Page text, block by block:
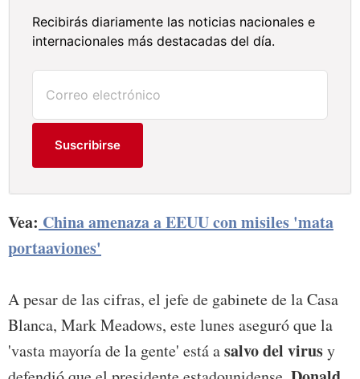
Recibirás diariamente las noticias nacionales e
internacionales más destacadas del día.
Suscribirse
Vea: China amenaza a EEUU con misiles 'mata
portaaviones'
A pesar de las cifras, el jefe de gabinete de la Casa
Blanca, Mark Meadows, este lunes aseguró que la
'vasta mayoría de la gente' está asalvo del virusy